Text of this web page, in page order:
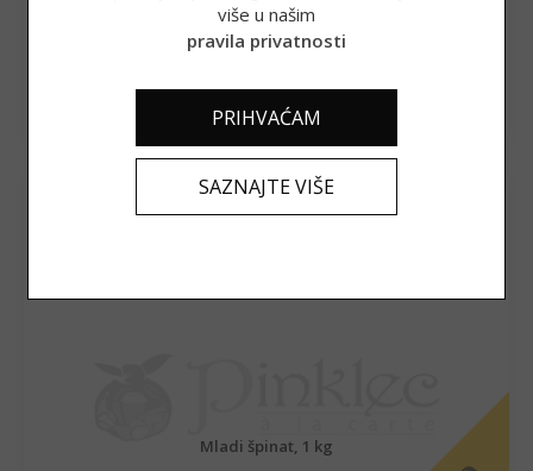
Mladi špinat, 1 kg
više u našim
pravila privatnosti
PRIHVAĆAM
SAZNAJTE VIŠE